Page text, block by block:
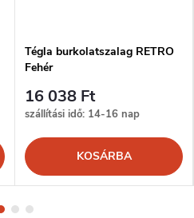
Tégla burkolatszalag RETRO
Fehér
16 038 Ft
szállítási idő: 14-16 nap
KOSÁRBA